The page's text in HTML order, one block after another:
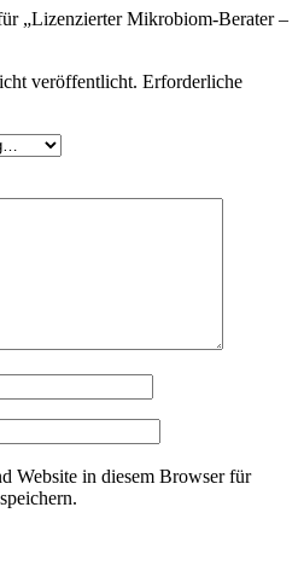
„Lizenzierter Mikrobiom-Berater –
veröffentlicht. Erforderliche
Website in diesem Browser für